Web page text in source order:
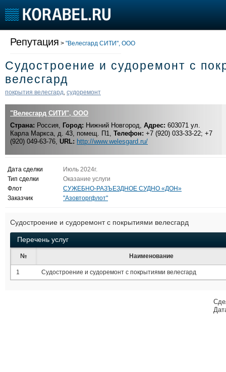
Участники раздела
Судостроение
Пульс
Новости
Компании
Репутация
Работа
Крюинг
Журнал
Реклама
Торговая площадка
Продажа флота
Изделия
Материалы
Услуги
Репутация > "Велесгард СИТИ", ООО
Судостроение и судоремонт с
велесгард
покрытия велесгард судоремонт
"Велесгард СИТИ", ООО
Страна: Россия, Город: Нижний Новгород, Адрес: 603071 ул.
Карла Маркса, д. 43, помещ. П1, Телефон: +7 (920) 033-33-22; +7
(920) 049-63-76, URL: http://www.welesgard.ru/
Дата сделки
Июль 2024г.
Тип сделки
Оказание услуги
Флот
СУЖЕБНО-РАЗЪЕЗДНОЕ СУДНО «ДОН»
Заказчик
"Азовторгфлот"
Судостроение и судоремонт с покрытиями велесгард
Перечень услуг
№ Наименование
1 Судостроение и судоремонт с покрытиями велесгард